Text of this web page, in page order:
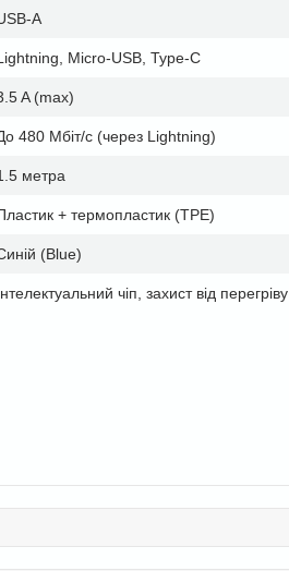
A
Micro-USB, Type-C
A (max)
480 Мбіт/с (через Lightning)
метра
+ термопластик (TPE)
(Blue)
чіп, захист від перегріву